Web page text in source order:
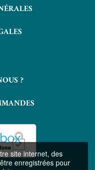
site internet, des
enregistrées pour
?